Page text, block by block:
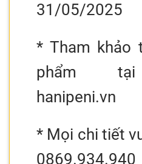
31/05/2025
* Tham khảo
phẩm tại
hanipeni.vn
* Mọi chi tiết
0869.934.940